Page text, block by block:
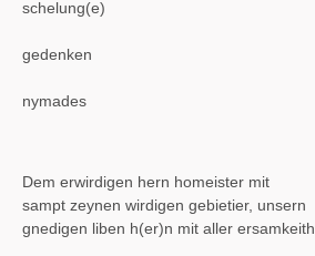
schelung(e)
gedenken
nymades
Dem erwirdigen hern homeister mit
sampt zeynen wirdigen gebietier, unsern
gnedigen liben h(er)n mit aller ersamkeith